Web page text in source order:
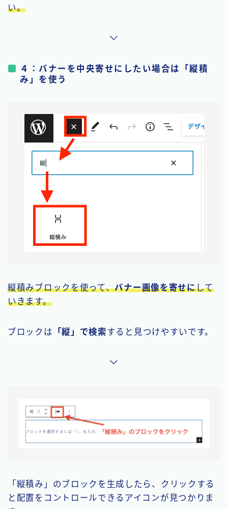
い。
４：バナーを中央寄せにしたい場合は「縦積
み」を使う
縦積みブロックを使って、バナー画像を寄せにして
いきます。
ブロックは 「縦」で検索すると見つけやすいです。
「縦積み」のブロックを生成したら、クリックする
と配置をコントロールできるアイコンが見つかりま